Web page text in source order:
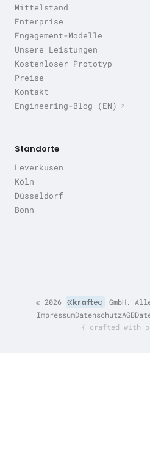
Mittelstand
Enterprise
Engagement-Modelle
Unsere Leistungen
Kostenloser Prototyp
Preise
Kontakt
Engineering-Blog (EN)
Standorte
Leverkusen
Köln
Düsseldorf
Bonn
© 2026 krafteq
GmbH.
ImpressumDatenschutzAGB
{ crafted with